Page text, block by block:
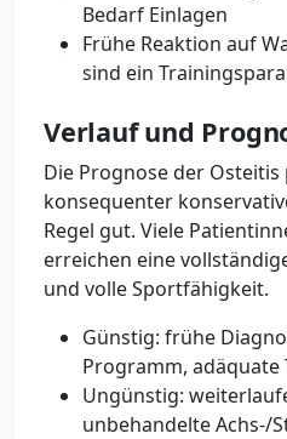
Bedarf Einlagen
Frühe Reaktion auf
sind ein
Verlauf und
Die Prognose der
konsequenter
Regel gut. Viele
erreichen eine
und volle Sportfähigkeit.
Günstig: frühe
Programm,
Ungünstig:
unbehandelte Achs-/